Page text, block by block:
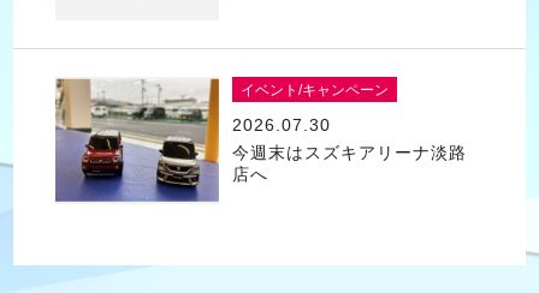
イベント/キャンペーン
2026.07.30
今週末はスズキアリーナ淡路
店へ